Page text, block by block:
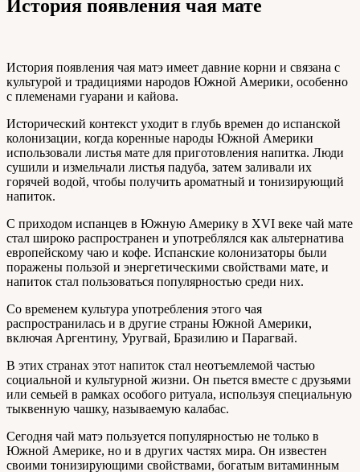
История появления чая мате
История появления чая матэ имеет давние корни и связана с
культурой и традициями народов Южной Америки, особенно
с племенами гуарани и кайова.
Исторический контекст уходит в глубь времен до испанской
колонизации, когда коренные народы Южной Америки
использовали листья мате для приготовления напитка. Люди
сушили и измельчали листья падуба, затем заливали их
горячей водой, чтобы получить ароматный и тонизирующий
напиток.
С приходом испанцев в Южную Америку в XVI веке чай мате
стал широко распространен и употреблялся как альтернатива
европейскому чаю и кофе. Испанские колонизаторы были
поражены пользой и энергетическими свойствами мате, и
напиток стал пользоваться популярностью среди них.
Со временем культура употребления этого чая
распространилась и в другие страны Южной Америки,
включая Аргентину, Уругвай, Бразилию и Парагвай.
В этих странах этот напиток стал неотъемлемой частью
социальной и культурной жизни. Он пьется вместе с друзьями
или семьей в рамках особого ритуала, используя специальную
тыквенную чашку, называемую калабас.
Сегодня чай матэ пользуется популярностью не только в
Южной Америке, но и в других частях мира. Он известен
своими тонизирующими свойствами, богатым витаминным